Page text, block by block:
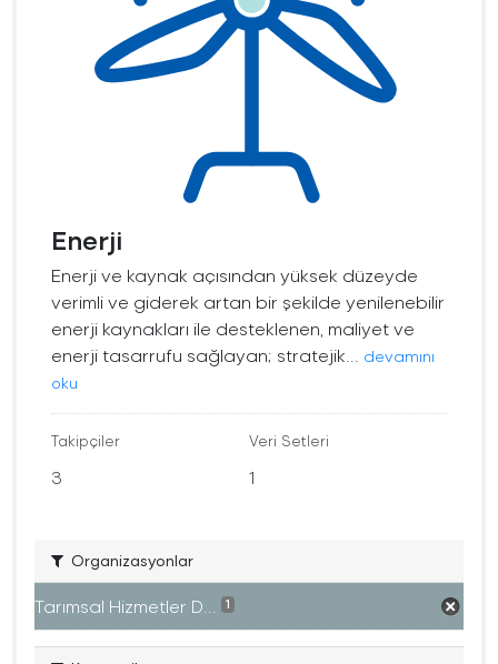
Enerji
Enerji ve kaynak açısından yüksek düzeyde
verimli ve giderek artan bir şekilde yenilenebilir
enerji kaynakları ile desteklenen, maliyet ve
enerji tasarrufu sağlayan; stratejik...
devamını
oku
Takipçiler
3
Veri Setleri
1
Organizasyonlar
Tarımsal Hizmetler D... 1